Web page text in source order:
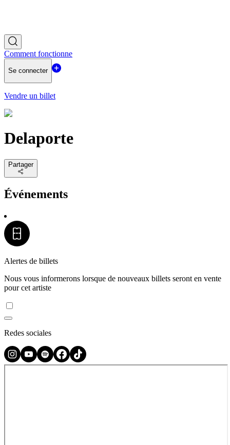
Comment fonctionne
Se connecter
Vendre un billet
Delaporte
Partager
Événements
Alertes de billets
Nous vous informerons lorsque de nouveaux billets seront en vente
pour cet artiste
Redes sociales